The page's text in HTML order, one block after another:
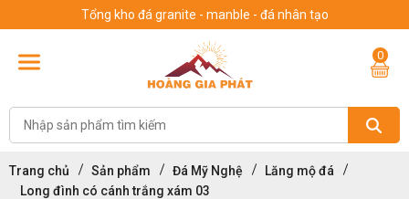
Tổng kho đá granite - manble - đá nhân tạo
0
Trang chủ Sản phẩm Đá Mỹ Nghệ
Lăng mộ đá
Long đình có cánh trắng xám 03